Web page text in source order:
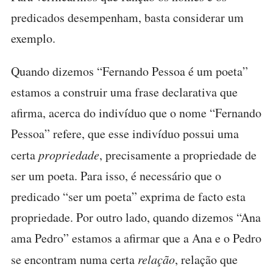
predicados desempenham, basta considerar um
exemplo.
Quando dizemos “Fernando Pessoa é um poeta”
estamos a construir uma frase declarativa que
afirma, acerca do indivíduo que o nome “Fernando
Pessoa” refere, que esse indivíduo possui uma
certapropriedade, precisamente a propriedade de
ser um poeta. Para isso, é necessário que o
predicado “ser um poeta” exprima de facto esta
propriedade. Por outro lado, quando dizemos “Ana
ama Pedro” estamos a afirmar que a Ana e o Pedro
se encontram numa certa relação, relação que